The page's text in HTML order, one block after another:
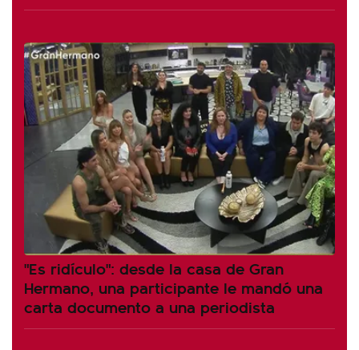
"Es ridículo": desde la casa de Gran
Hermano, una participante le mandó una
carta documento a una periodista